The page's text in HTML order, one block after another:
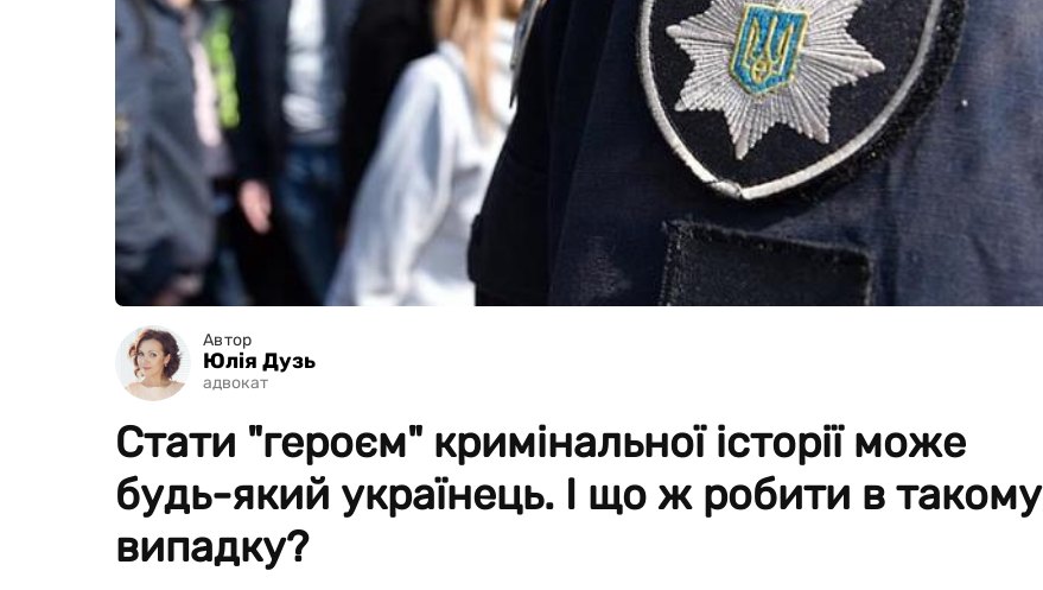
Автор
Юлія Дузь
адвокат
Стати "героєм" кримінальної історії може
будь-який українець. І що ж робити в такому
випадку?